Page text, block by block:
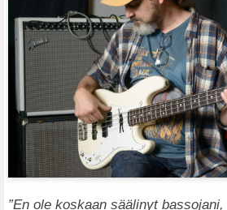
”En ole koskaan säälinyt